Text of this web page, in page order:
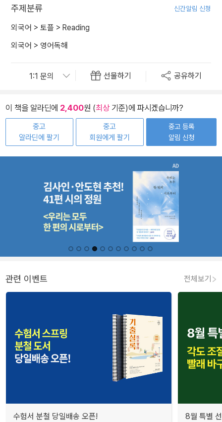
주제분류 신간알림 신청
외국어 > 토플 > Reading
외국어 > 영어독해
선물하기 공유하기
이 책을 알라딘에 2,400원 (최상기준)에 파시겠습니까?
중고
알라딘에 팔기
중고
회원에게 팔기
중고 등록
알림 신청
관련 이벤트 전체보기
수험서 분철 당일배송 오픈!
8월 특별